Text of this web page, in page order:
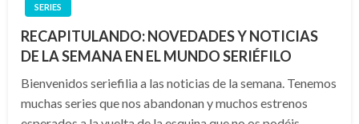
SERIES
RECAPITULANDO: NOVEDADES Y NOTICIAS
DE LA SEMANA EN EL MUNDO SERIÉFILO
Bienvenidos seriefilia a las noticias de la semana. Tenemos
muchas series que nos abandonan y muchos estrenos